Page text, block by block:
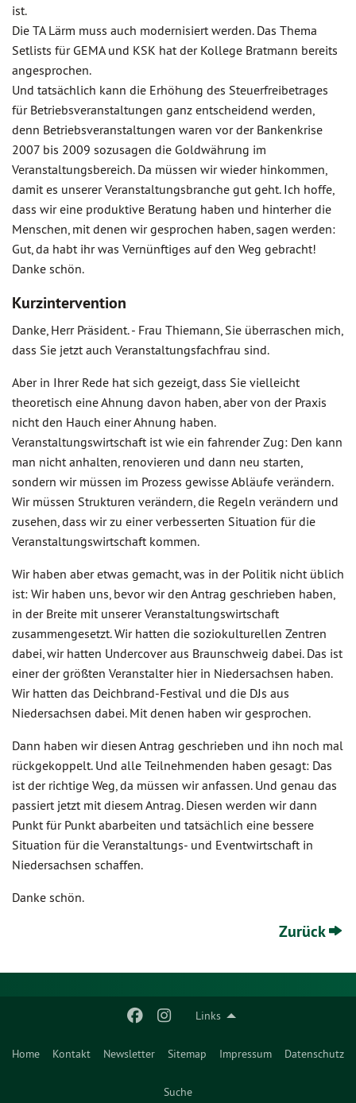
Links
Home Kontakt Newsletter Sitemap Impressum Datenschutz
Suche
ist.
Die TA Lärm muss auch modernisiert werden. Das Thema
Setlists für GEMA und KSK hat der Kollege Bratmann bereits
angesprochen.
Und tatsächlich kann die Erhöhung des Steuerfreibetrages
für Betriebsveranstaltungen ganz entscheidend werden,
denn Betriebsveranstaltungen waren vor der Bankenkrise
2007 bis 2009 sozusagen die Goldwährung im
Veranstaltungsbereich. Da müssen wir wieder hinkommen,
damit es unserer Veranstaltungsbranche gut geht. Ich hoffe,
dass wir eine produktive Beratung haben und hinterher die
Menschen, mit denen wir gesprochen haben, sagen werden:
Gut, da habt ihr was Vernünftiges auf den Weg gebracht!
Danke schön.
Kurzintervention
Danke, Herr Präsident. - Frau Thiemann, Sie überraschen mich,
dass Sie jetzt auch Veranstaltungsfachfrau sind.
Aber in Ihrer Rede hat sich gezeigt, dass Sie vielleicht
theoretisch eine Ahnung davon haben, aber von der Praxis
nicht den Hauch einer Ahnung haben.
Veranstaltungswirtschaft ist wie ein fahrender Zug: Den kann
man nicht anhalten, renovieren und dann neu starten,
sondern wir müssen im Prozess gewisse Abläufe verändern.
Wir müssen Strukturen verändern, die Regeln verändern und
zusehen, dass wir zu einer verbesserten Situation für die
Veranstaltungswirtschaft kommen.
Wir haben aber etwas gemacht, was in der Politik nicht üblich
ist: Wir haben uns, bevor wir den Antrag geschrieben haben,
in der Breite mit unserer Veranstaltungswirtschaft
zusammengesetzt. Wir hatten die soziokulturellen Zentren
dabei, wir hatten Undercover aus Braunschweig dabei. Das ist
einer der größten Veranstalter hier in Niedersachsen haben.
Wir hatten das Deichbrand-Festival und die DJs aus
Niedersachsen dabei. Mit denen haben wir gesprochen.
Dann haben wir diesen Antrag geschrieben und ihn noch mal
rückgekoppelt. Und alle Teilnehmenden haben gesagt: Das
ist der richtige Weg, da müssen wir anfassen. Und genau das
passiert jetzt mit diesem Antrag. Diesen werden wir dann
Punkt für Punkt abarbeiten und tatsächlich eine bessere
Situation für die Veranstaltungs- und Eventwirtschaft in
Niedersachsen schaffen.
Danke schön.
Zurück